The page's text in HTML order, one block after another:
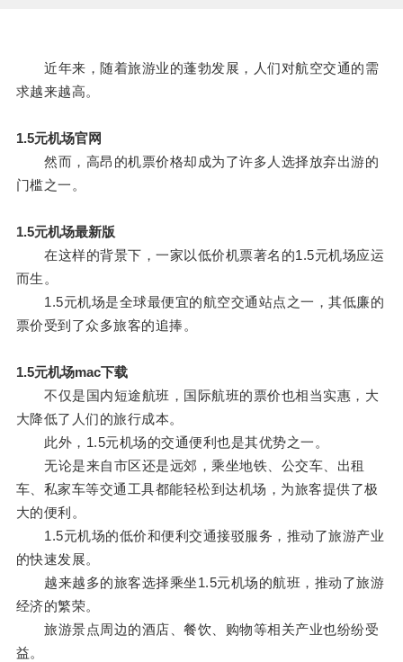
近年来，随着旅游业的蓬勃发展，人们对航空交通的需
求越来越高。
1.5元机场官网
然而，高昂的机票价格却成为了许多人选择放弃出游的
门槛之一。
1.5元机场最新版
在这样的背景下，一家以低价机票著名的1.5元机场应运
而生。
1.5元机场是全球最便宜的航空交通站点之一，其低廉的
票价受到了众多旅客的追捧。
1.5元机场mac下载
不仅是国内短途航班，国际航班的票价也相当实惠，大
大降低了人们的旅行成本。
此外，1.5元机场的交通便利也是其优势之一。
无论是来自市区还是远郊，乘坐地铁、公交车、出租
车、私家车等交通工具都能轻松到达机场，为旅客提供了极
大的便利。
1.5元机场的低价和便利交通接驳服务，推动了旅游产业
的快速发展。
越来越多的旅客选择乘坐1.5元机场的航班，推动了旅游
经济的繁荣。
旅游景点周边的酒店、餐饮、购物等相关产业也纷纷受
益。